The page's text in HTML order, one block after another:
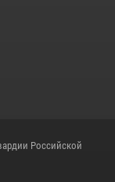
Российской